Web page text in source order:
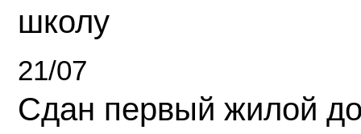
школу
21/07
Сдан первый жилой